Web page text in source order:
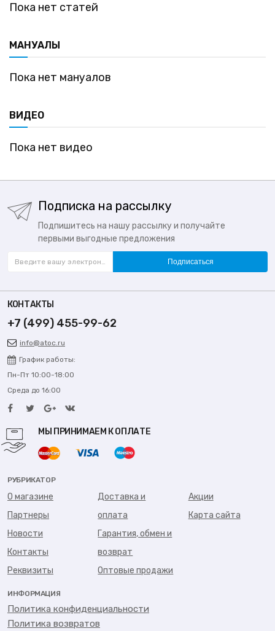
Пока нет статей
МАНУАЛЫ
Пока нет мануалов
ВИДЕО
Пока нет видео
Подписка на рассылку
Подпишитесь на нашу рассылку и получайте
первыми выгодные предложения
Подписаться
КОНТАКТЫ
+7 (499) 455-99-62
info@atoc.ru
График работы:
Пн-Пт 10:00-18:00
Среда до 16:00
МЫ ПРИНИМАЕМ К ОПЛАТЕ
РУБРИКАТОР
О магазине
Партнеры
Новости
Контакты
Реквизиты
Доставка и
оплата
Гарантия, обмен и
возврат
Оптовые продажи
Акции
Карта сайта
ИНФОРМАЦИЯ
Политика конфиденциальности
Политика возвратов